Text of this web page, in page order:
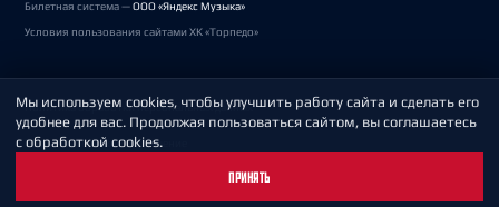
Билетная система —ООО «Яндекс Музыка»
Условия пользования сайтами ХК «Торпедо»
Политика обработки персональных данных
Пользовательское соглашение
Мы используем cookies, чтобы улучшить работу сайта и сделать его
удобнее для вас. Продолжая пользоваться сайтом, вы соглашаетесь
с обработкой cookies.
ПРИНЯТЬ